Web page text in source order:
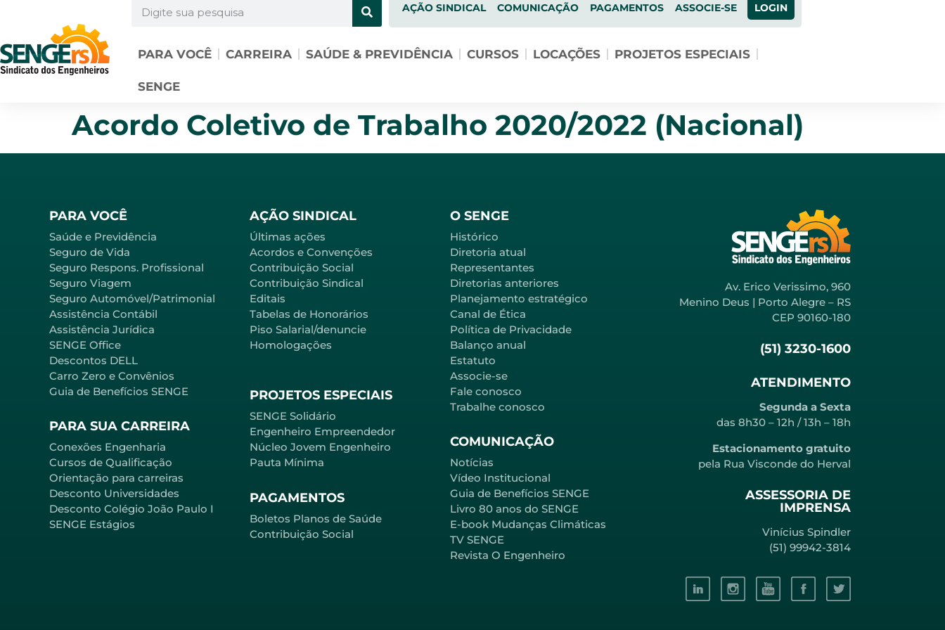
AÇÃO SINDICAL COMUNICAÇÃO PAGAMENTOS ASSOCIE-SE LOGIN
PARA VOCÊ CARREIRA SAÚDE & PREVIDÊNCIA CURSOS LOCAÇÕES PROJETOS ESPECIAIS
SENGE
Acordo Coletivo de Trabalho 2020/2022 (Nacional)
PARA VOCÊ
Saúde e Previdência
Seguro de Vida
Seguro Respons. Profissional
Seguro Viagem
Seguro Automóvel/Patrimonial
Assistência Contábil
Assistência Jurídica
SENGE Office
Descontos DELL
Carro Zero e Convênios
Guia de Benefícios SENGE
PARA SUA CARREIRA
Conexões Engenharia
Cursos de Qualificação
Orientação para carreiras
Desconto Universidades
Desconto Colégio João Paulo I
SENGE Estágios
AÇÃO SINDICAL
Últimas ações
Acordos e Convenções
Contribuição Social
Contribuição Sindical
Editais
Tabelas de Honorários
Piso Salarial/denuncie
Homologações
PROJETOS ESPECIAIS
SENGE Solidário
Engenheiro Empreendedor
Núcleo Jovem Engenheiro
Pauta Mínima
PAGAMENTOS
Boletos Planos de Saúde
Contribuição Social
O SENGE
Histórico
Diretoria atual
Representantes
Diretorias anteriores
Planejamento estratégico
Canal de Ética
Política de Privacidade
Balanço anual
Estatuto
Associe-se
Fale conosco
Trabalhe conosco
COMUNICAÇÃO
Notícias
Vídeo Institucional
Guia de Benefícios SENGE
Livro 80 anos do SENGE
E-book Mudanças Climáticas
TV SENGE
Revista O Engenheiro
Av. Erico Verissimo, 960
Menino Deus | Porto Alegre – RS
CEP 90160-180
(51) 3230-1600
ATENDIMENTO
Segunda a Sexta
das 8h30 – 12h / 13h – 18h
Estacionamento gratuito
pela Rua Visconde do Herval
ASSESSORIA DE
IMPRENSA
Vinícius Spindler
(51) 99942-3814